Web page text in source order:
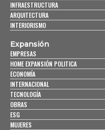
INFRAESTRUCTURA
ARQUITECTURA
INTERIORISMO
Expansión
EMPRESAS
HOME EXPANSIÓN POLITICA
ECONOMÍA
INTERNACIONAL
TECNOLOGÍA
OBRAS
ESG
MUJERES